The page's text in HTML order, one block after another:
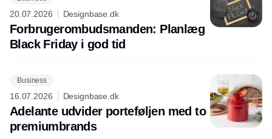
20.07.2026 Designbase.dk
Forbrugerombudsmanden: Planlæg
Black Friday i god tid
Business
16.07.2026 Designbase.dk
Adelante udvider porteføljen med to
premiumbrands